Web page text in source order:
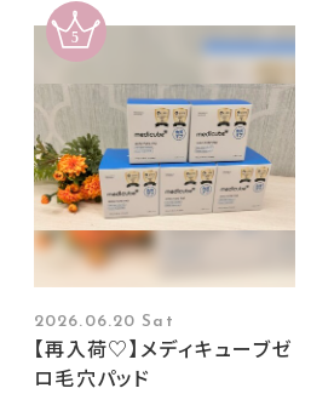
2026.06.20 Sat
【再入荷♡】メディキューブゼ
ロ毛穴パッド